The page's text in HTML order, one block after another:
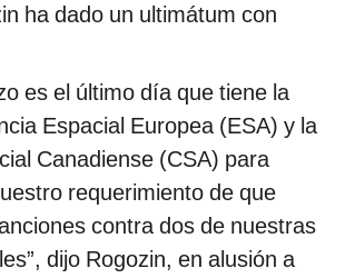
ha dado un ultimátum con
es el último día que tiene la
Espacial Europea (ESA) y la
Canadiense (CSA) para
requerimiento de que
contra dos de nuestras
dijo Rogozin, en alusión a